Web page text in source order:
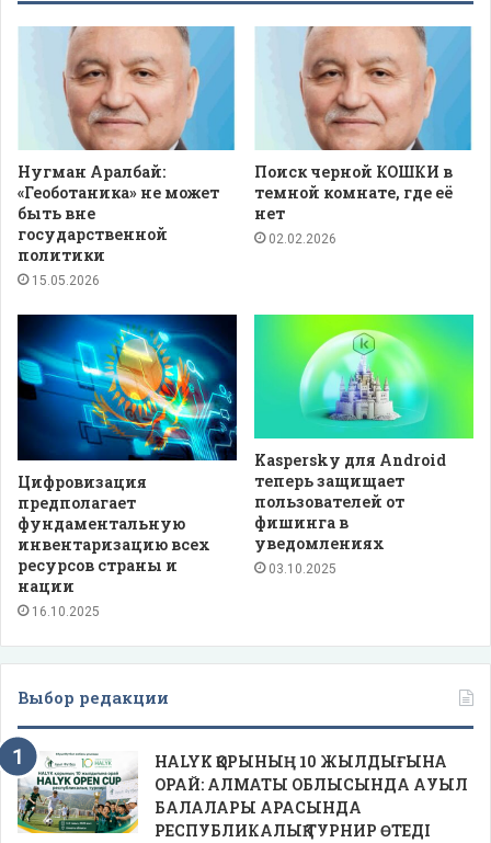
Нугман Аралбай:
«Геоботаника» не может
быть вне
государственной
политики
15.05.2026
Поиск черной КОШКИ в
темной комнате, где её
нет
02.02.2026
Цифровизация
предполагает
фундаментальную
инвентаризацию всех
ресурсов страны и
нации
16.10.2025
Kaspersky для Android
теперь защищает
пользователей от
фишинга в
уведомлениях
03.10.2025
Выбор редакции
HALYK ҚОРЫНЫҢ 10 ЖЫЛДЫҒЫНА
ОРАЙ: АЛМАТЫ ОБЛЫСЫНДА АУЫЛ
БАЛАЛАРЫ АРАСЫНДА
РЕСПУБЛИКАЛЫҚ ТУРНИР ӨТЕДІ